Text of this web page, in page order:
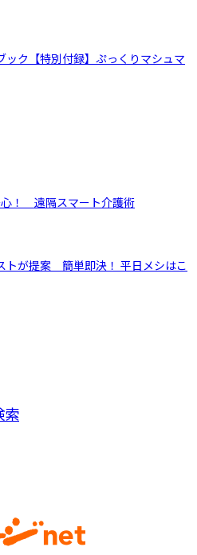
ック【特別付録】ぷっくりマシュマ
！ 遠隔スマート介護術
トが提案 簡単即決！ 平日メシはこ
索